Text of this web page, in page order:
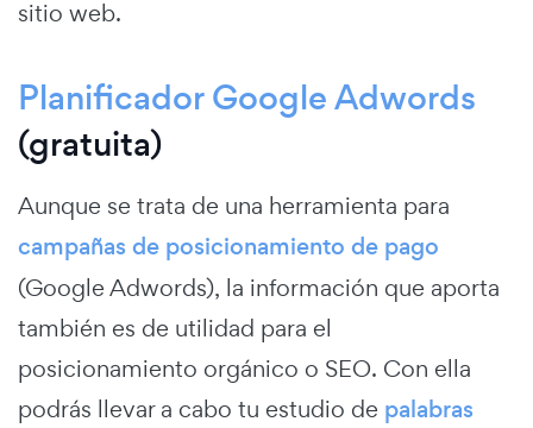
sitio web.
Planificador Google Adwords
(gratuita)
Aunque se trata de una herramienta para
campañas de posicionamiento de pago
(Google Adwords), la información que aporta
también es de utilidad para el
posicionamiento orgánico o SEO. Con ella
podrás llevar a cabo tu estudio de palabras